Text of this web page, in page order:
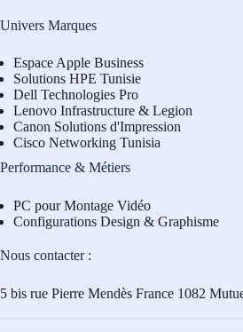
Univers Marques
Espace Apple Business
Solutions HPE Tunisie
Dell Technologies Pro
Lenovo Infrastructure & Legion
Canon Solutions d'Impression
Cisco Networking Tunisia
Performance & Métiers
PC pour Montage Vidéo
Configurations Design & Graphisme
Nous contacter :
5 bis rue Pierre Mendès France 1082